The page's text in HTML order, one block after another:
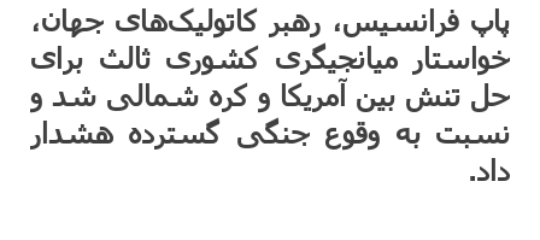
پاپ فرانسیس، رهبر کاتولیک‌های جهان،
خواستار میانجیگری کشوری ثالث برای
حل تنش بین آمریکا و کره شمالی شد و
نسبت به وقوع جنگی گسترده هشدار
داد.